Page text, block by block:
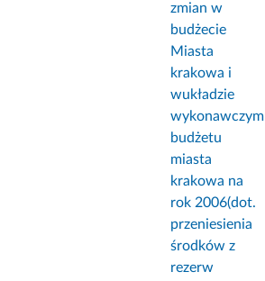
zmian w
budżecie
Miasta
krakowa i
wukładzie
wykonawczym
budżetu
miasta
krakowa na
rok 2006(dot.
przeniesienia
środków z
rezerw